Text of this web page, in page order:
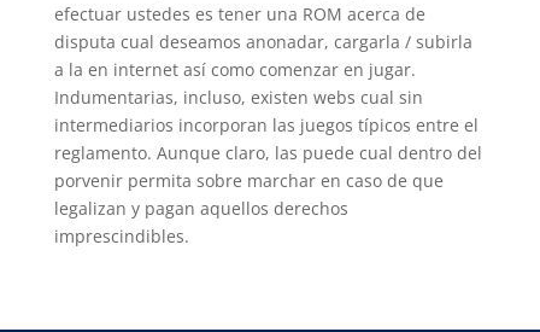
efectuar ustedes es tener una ROM acerca de
disputa cual deseamos anonadar, cargarla / subirla
a la en internet así­ como comenzar en jugar.
Indumentarias, incluso, existen webs cual sin
intermediarios incorporan las juegos típicos entre el
reglamento. Aunque claro, las puede cual dentro del
porvenir permita sobre marchar en caso de que
legalizan y pagan aquellos derechos
imprescindibles.